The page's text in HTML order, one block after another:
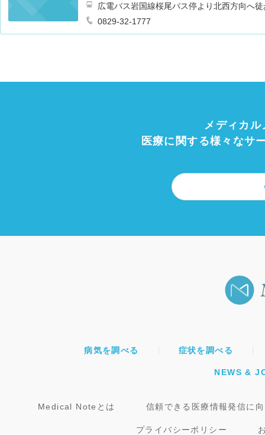
広電バス岩国線桜尾バス停より北西方向へ
0829-32-1777
メディカ
医療に関する様々なサ
病気を調べる 症状を調べる
NEWS &
Medical Noteとは 信頼できる医療情報発信に
プライバシーポリシー